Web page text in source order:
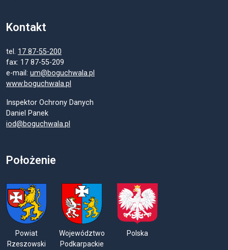
Kontakt
tel. 17 87-55-200
fax: 17 87-55-209
e-mail: um@boguchwala.pl
www.boguchwala.pl
Inspektor Ochrony Danych
Daniel Panek
iod@boguchwala.pl
Położenie
Powiat
Rzeszowski
Województwo
Podkarpackie
Polska